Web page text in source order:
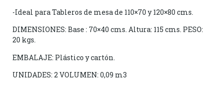
-Ideal para Tableros de mesa de 110×70 y 120×80 cms.
DIMENSIONES: Base : 70×40 cms. Altura: 115 cms. PESO:
20 kgs.
EMBALAJE: Plástico y cartón.
UNIDADES: 2 VOLUMEN: 0,09 m3